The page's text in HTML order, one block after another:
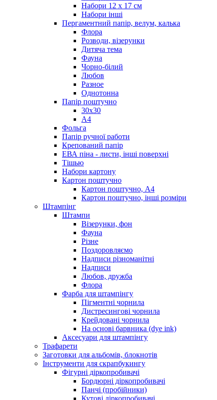
Набори 12 х 17 см
Набори інші
Пергаментний папір, велум, калька
Флора
Розводи, візерунки
Дитяча тема
Фауна
Чорно-білий
Любов
Разное
Однотонна
Папір поштучно
30х30
А4
Фольга
Папір ручної работи
Крепований папір
ЕВА піна - листи, інші поверхні
Тішью
Набори картону
Картон поштучно
Картон поштучно, А4
Картон поштучно, інші розміри
Штампінг
Штампи
Візерунки, фон
Фауна
Різне
Поздоровляємо
Надписи різноманітні
Надписи
Любов, дружба
Флора
Фарба для штампінгу
Пігментні чорнила
Дистресингові чорнила
Крейдовані чорнила
На основі барвника (dye ink)
Аксесуари для штампінгу
Трафарети
Заготовки для альбомів, блокнотів
Інструменти для скрапбукингу
Фігурні діркопробивачі
Бордюрні діркопробивачі
Панчі (пробійники)
Кутові діркопробивачі